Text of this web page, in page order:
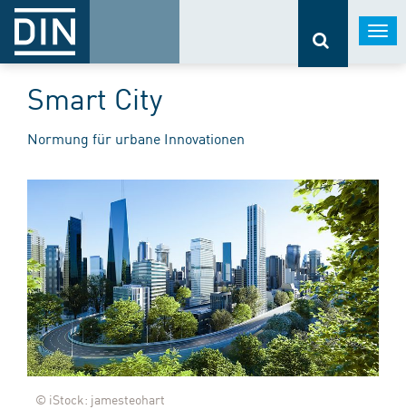
Smart City
Normung für urbane Innovationen
© iStock: jamesteohart